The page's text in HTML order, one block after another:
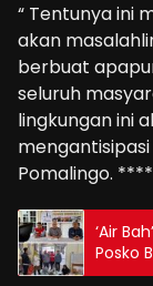
“ Tentunya ini
akan
berbuat
seluruh
lingkungan ini
mengantisipasi
Pomalingo.
‘Air
Posko
Bala